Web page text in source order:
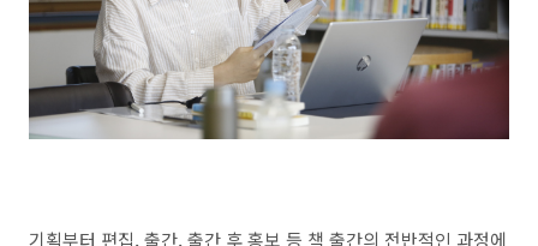
기획부터 편집, 출간, 출간 후 홍보 등 책 출간의 전반적인 과정에